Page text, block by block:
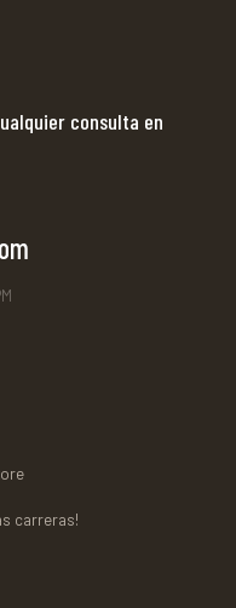
consulta en
carreras!